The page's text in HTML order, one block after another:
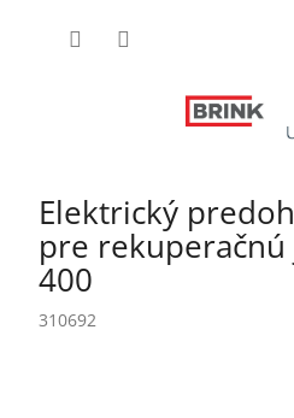
Elektrický
pre
400
310692